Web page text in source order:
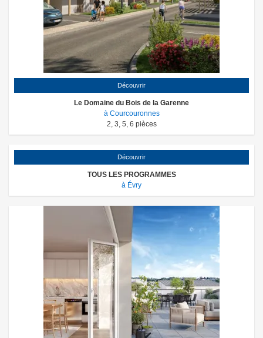
Découvrir
Le Domaine du Bois de la Garenne
à Courcouronnes
2 3 5 6 pièces
Découvrir
TOUS LES PROGRAMMES
à Évry